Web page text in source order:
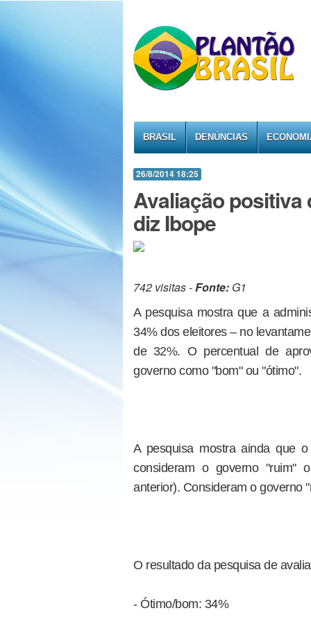
BRASIL DENÚNCIAS
26/8/2014 18:25
Avaliação positiva
diz Ibope
742 visitas -Fonte: G1
A pesquisa mostra que a
34% dos eleitores – no
de 32%. O percentual de
governo como "bom" ou "ótimo".
A pesquisa mostra ainda que
consideram o governo "ruim"
anterior). Consideram o governo
O resultado da pesquisa de
- Ótimo/bom: 34%